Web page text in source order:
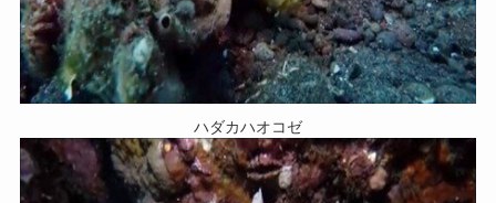
ハダカハオコゼ